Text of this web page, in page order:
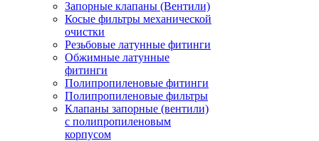
Запорные клапаны (Вентили)
Косые фильтры механической
очистки
Резьбовые латунные фитинги
Обжимные латунные
фитинги
Полипропиленовые фитинги
Полипропиленовые фильтры
Клапаны запорные (вентили)
с полипропиленовым
корпусом